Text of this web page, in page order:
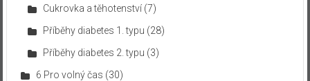
Cukrovka a těhotenství(7)
Příběhy diabetes 1. typu (28)
Příběhy diabetes 2. typu (3)
6 Pro volný čas (30)